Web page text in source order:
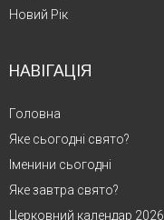
Новий Рік
НАВІГАЦІЯ
Головна
Яке сьогодні свято?
Іменини сьогодні
Яке завтра свято?
Церковний календар 2026